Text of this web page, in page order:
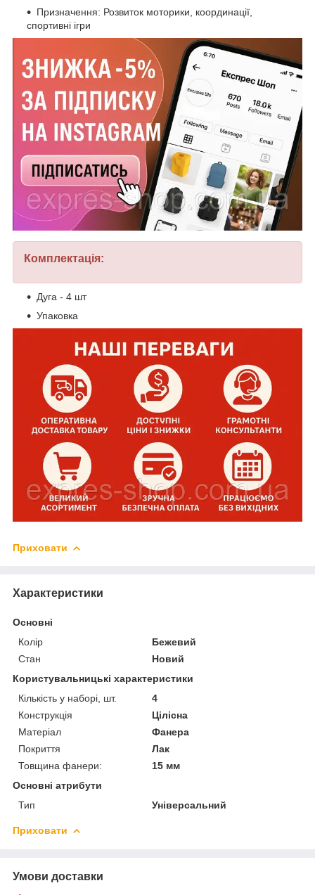
Призначення: Розвиток моторики, координації,
спортивні ігри
Комплектація:
Дуга - 4 шт
Упаковка
Приховати
Характеристики
Основні
Колір
Бежевий
Стан
Новий
Користувальницькі характеристики
Кількість у наборі, шт.
4
Конструкція
Цілісна
Матеріал
Фанера
Покриття
Лак
Товщина фанери:
15 мм
Основні атрибути
Тип
Універсальний
Приховати
Умови доставки